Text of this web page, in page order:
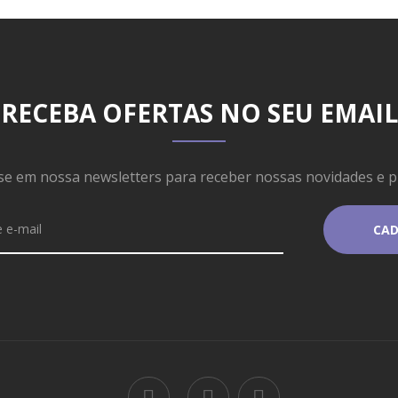
RECEBA OFERTAS NO SEU EMAIL
em nossa newsletters para receber nossas novidades e